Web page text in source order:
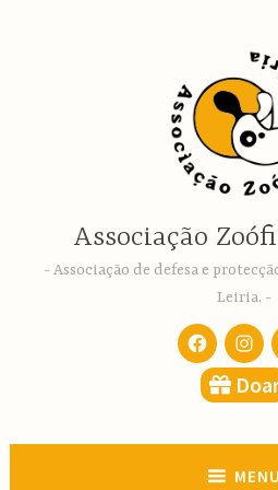
Associação
Associação de defesa e
Leiria.
Facebook
MENU